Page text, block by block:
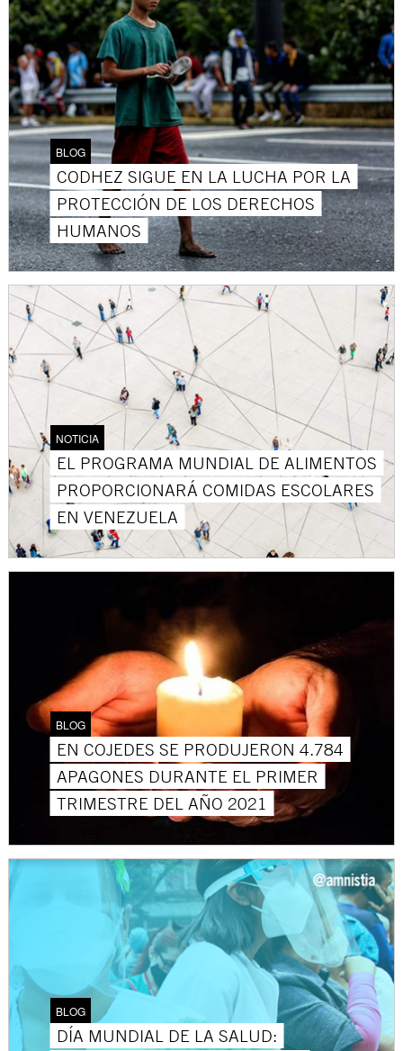
BLOG
CODHEZ SIGUE EN LA LUCHA POR LA
PROTECCIÓN DE LOS DERECHOS
HUMANOS
NOTICIA
EL PROGRAMA MUNDIAL DE ALIMENTOS
PROPORCIONARÁ COMIDAS ESCOLARES
EN VENEZUELA
BLOG
EN COJEDES SE PRODUJERON 4.784
APAGONES DURANTE EL PRIMER
TRIMESTRE DEL AÑO 2021
BLOG
DÍA MUNDIAL DE LA SALUD: